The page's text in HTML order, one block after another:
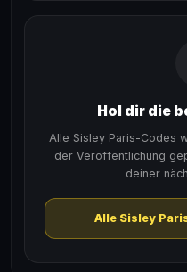
Hol dir die
Alle Sisley Paris-Codes
der Veröffentlichung
deiner
Alle Sisley